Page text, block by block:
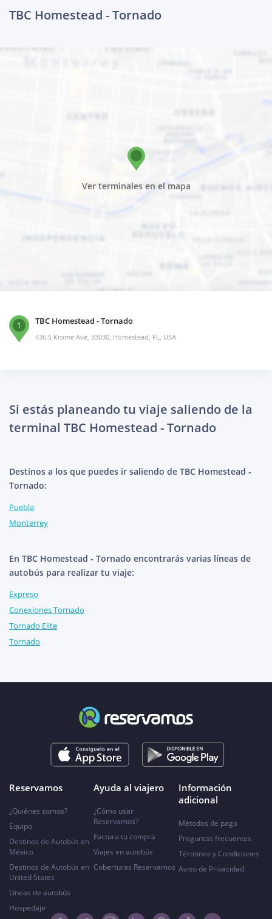
TBC Homestead - Tornado
Ver terminales en el mapa
1 TBC Homestead - Tornado
436 S Krome Ave, 33030, Homestead, FL, USA
Si estás planeando tu viaje saliendo de la
terminal TBC Homestead - Tornado
Destinos a los que puedes ir saliendo de TBC Homestead -
Tornado:
Puebla
Monterrey
En TBC Homestead - Tornado encontrarás varias líneas de
autobús para realizar tu viaje:
Expreso
Conexiones Tornado
Tornado Elite
Tornado
Reservamos
¿Quiénes somos?
Equipo
Destinos de Autobús en
México
Destinos de Autobús en
United States
Líneas de autobús
Hospedaje
Ayuda al viajero
¿Cómo usar
Reservamos?
Factura tu compra
Viajes en autobús
Coberturas Reservamos
Información
adicional
Métodos de pago
Preguntas frecuentes
Términos y Condiciones
Aviso de Privacidad